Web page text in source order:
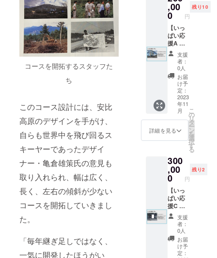
コースを開拓するスタッフた
ち
このコース設計には、安比
高原のデザインを手がけ、
自らも世界中を飛び回るス
キーヤーであったデザイ
ナー・亀倉雄策氏の意見も
取り入れられ、幅は広く、
長く、左右の傾斜が少ない
コースを開拓していきまし
た。
「毎年継ぎ足しではなく、
一気に開発したほうがい
業期間
は変更
になる
場合が
ござい
ます。
※郵送に
てお申
込み
シート
をお送
りいた
します
ので、
必要事
項をご
記入い
ただき
ご返送
い。
掲出
期間 /
2023 年
12 月2
日( 土)
～ 2024
年8 月
31 日(
土) 申
込締切 /
2023 年
10 月27
金) ※
広告
データ
入稿含
む。
掲出方
法 / 塩ビ
シート
または
ステッ
カー
シート
サイ
ズ / 天
地
(H)780
㎜ × 左
右
(W)780
㎜ 広
,00
0 円
残り10
【いっ
ぱい応
援A プ
ラ
ン！】+
【滑っ
て応援
プラ
ン！】
安比ゴ
ンドラ
乗り場
駅舎の
壁面
コース
側に広
出しま
す。
掲出期
間 /
2023 年
12 月2
日( 土)
～ 2024
年8 月
31 日(
土) 申
込締切 /
2023 年
支援
者：
0人
お届
け予
定：
2023
年11
月
詳細を見る
こ
の
リ
タ
ー
ン
を
選
択
す
る
300
,00
0 円
残り2
【いっ
ぱい応
援C プ
ラ
ン！】+
【滑っ
て応援
プラ
ン！】
支援
者：
0人
お届
け予
定：